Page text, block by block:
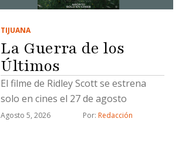
TIJUANA
La Guerra de los
Últimos
El filme de Ridley Scott se estrena
solo en cines el 27 de agosto
Agosto 5, 2026 Por: Redacción